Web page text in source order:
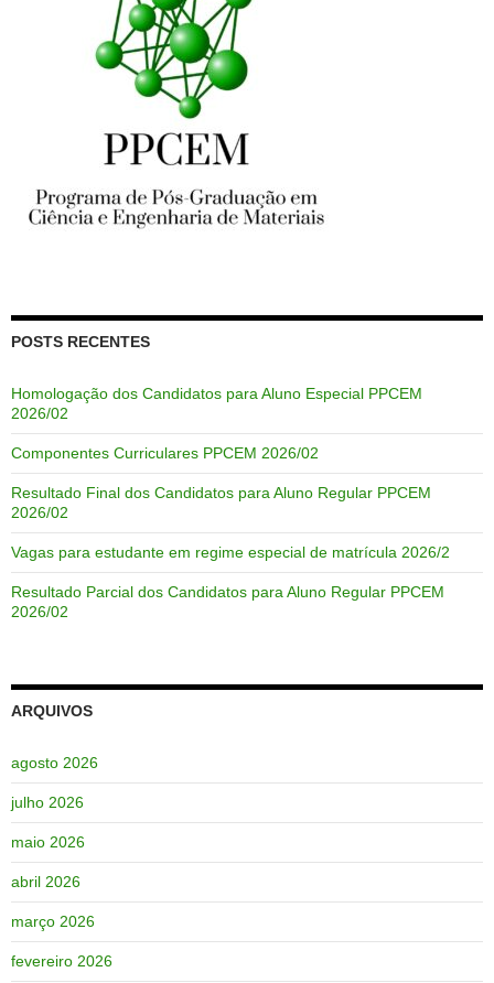
POSTS RECENTES
Homologação dos Candidatos para Aluno Especial PPCEM
2026/02
Componentes Curriculares PPCEM 2026/02
Resultado Final dos Candidatos para Aluno Regular PPCEM
2026/02
Vagas para estudante em regime especial de matrícula 2026/2
Resultado Parcial dos Candidatos para Aluno Regular PPCEM
2026/02
ARQUIVOS
agosto 2026
julho 2026
maio 2026
abril 2026
março 2026
fevereiro 2026